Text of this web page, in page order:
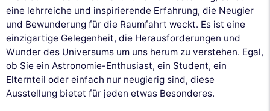
eine lehrreiche und inspirierende Erfahrung, die Neugier
und Bewunderung für die Raumfahrt weckt. Es ist eine
einzigartige Gelegenheit, die Herausforderungen und
Wunder des Universums um uns herum zu verstehen. Egal,
ob Sie ein Astronomie-Enthusiast, ein Student, ein
Elternteil oder einfach nur neugierig sind, diese
Ausstellung bietet für jeden etwas Besonderes.